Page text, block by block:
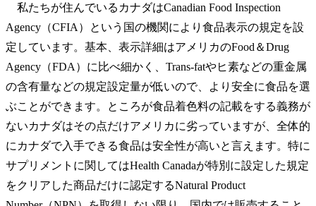
私たちが住んでいるカナダはCanadian Food Inspection
Agency（CFIA）という国の機関により食品表示の規定を設
定しています。基本、表示詳細はアメリカのFood＆Drug
Agency（FDA）に比べ細かく、Trans-fatやヒ素などの重金属
の含有量などの規定設定量が低いので、より安全に食品を選
ぶことができます。ところが食品着色料の記載をする義務が
ないカナダはその点だけアメリカに劣っていますが、全体的
にカナダで入手できる食品は安全性が高いと言えます。特に
サプリメントに関してはHealth Canadaが特別に設定した規定
をクリアした商品だけに認定するNatural Product